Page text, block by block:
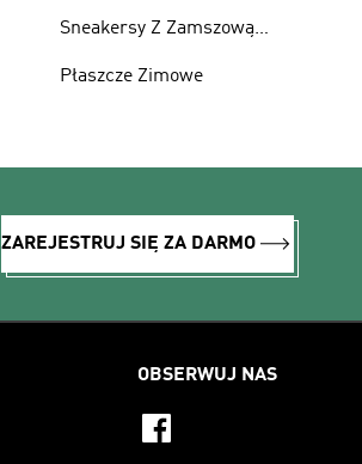
Sneakersy Z Zamszową
Płaszcze Zimowe
ZAREJESTRUJ SIĘ ZA DARMO
OBSERWUJ NAS